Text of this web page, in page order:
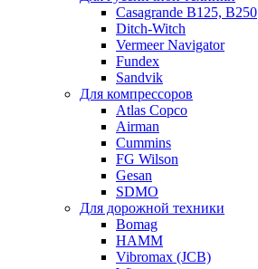
Casagrande B125, B250
Ditch-Witch
Vermeer Navigator
Fundex
Sandvik
Для компрессоров
Atlas Copco
Airman
Cummins
FG Wilson
Gesan
SDMO
Для дорожной техники
Bomag
HAMM
Vibromax (JCB)